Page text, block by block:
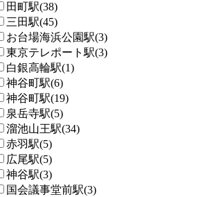
田町駅(38)
三田駅(45)
お台場海浜公園駅(3)
東京テレポート駅(3)
白銀高輪駅(1)
神谷町駅(6)
神谷町駅(19)
泉岳寺駅(5)
溜池山王駅(34)
赤羽駅(5)
広尾駅(5)
神谷駅(3)
国会議事堂前駅(3)